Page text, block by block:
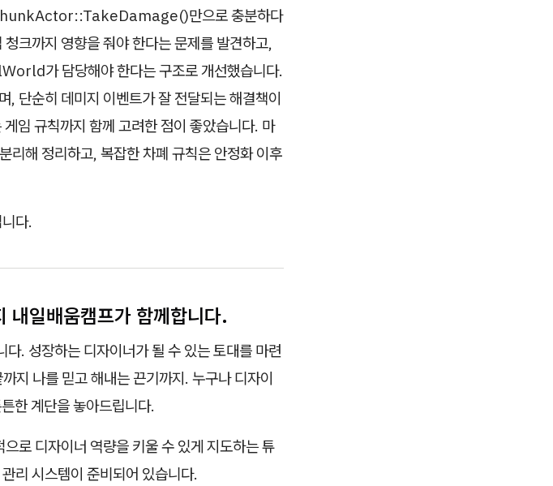
만으로 충분하다
크까지 영향을 줘야 한다는 문제를 발견하고,
가 담당해야 한다는 구조로 개선했습니다.
순히 데미지 이벤트가 잘 전달되는 해결책이
임 규칙까지 함께 고려한 점이 좋았습니다. 마
해 정리하고, 복잡한 차폐 규칙은 안정화 이후
다.
내일배움캠프가 함께합니다.
. 성장하는 디자이너가 될 수 있는 토대를 마련
지 나를 믿고 해내는 끈기까지. 누구나 디자이
한 계단을 놓아드립니다.
로 디자이너 역량을 키울 수 있게 지도하는 튜
리 시스템이 준비되어 있습니다.